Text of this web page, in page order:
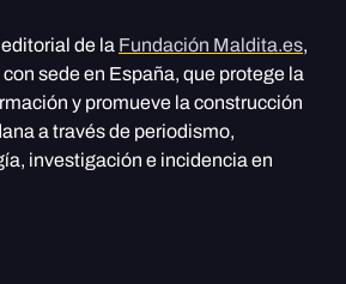
de la Fundación Maldita.es,
sede en España, que protege la
y promueve la construcción
a través de periodismo,
investigación e incidencia en